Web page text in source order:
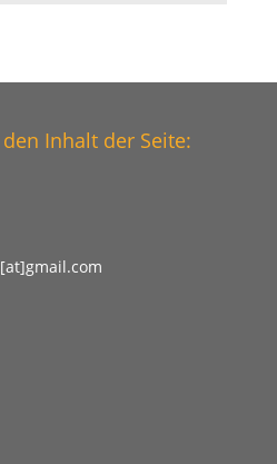
Inhalt der Seite: